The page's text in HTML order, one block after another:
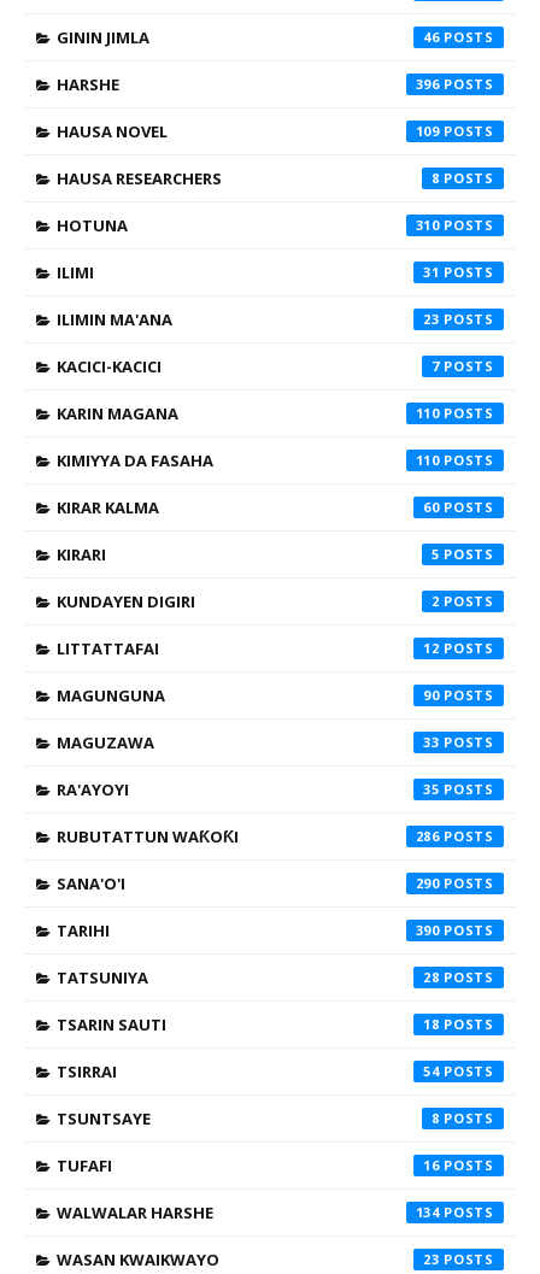
GININ JIMLA 46
HARSHE 396
HAUSA NOVEL 109
HAUSA RESEARCHERS 8
HOTUNA 310
ILIMI 31
ILIMIN MA'ANA 23
KACICI-KACICI 7
KARIN MAGANA 110
KIMIYYA DA FASAHA 110
KIRAR KALMA 60
KIRARI 5
KUNDAYEN DIGIRI 2
LITTATTAFAI 12
MAGUNGUNA 90
MAGUZAWA 33
RA'AYOYI 35
RUBUTATTUN WAƘOƘI 286
SANA'O'I 290
TARIHI 390
TATSUNIYA 28
TSARIN SAUTI 18
TSIRRAI 54
TSUNTSAYE 8
TUFAFI 16
WALWALAR HARSHE 134
WASAN KWAIKWAYO 23